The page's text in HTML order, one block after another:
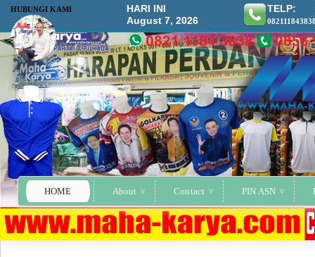
HOME About Contact PIN ASN
HUBUNGI KAMI
HARI INI
August 7, 2026
TELP: